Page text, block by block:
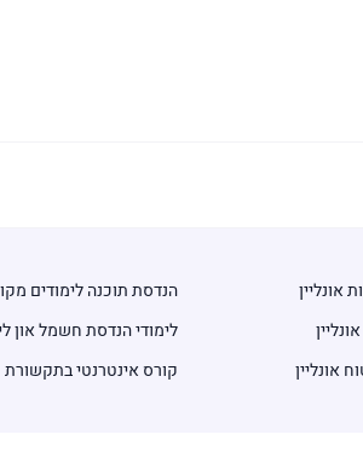
הנדסת תוכנה לימודים
לימודי הנדסת חשמל און
קורס אינטרנטי בתקשורת
אונליין
אונליין